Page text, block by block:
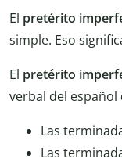
El pretérito
simple. Eso
El pretérito
verbal del
Las
Las